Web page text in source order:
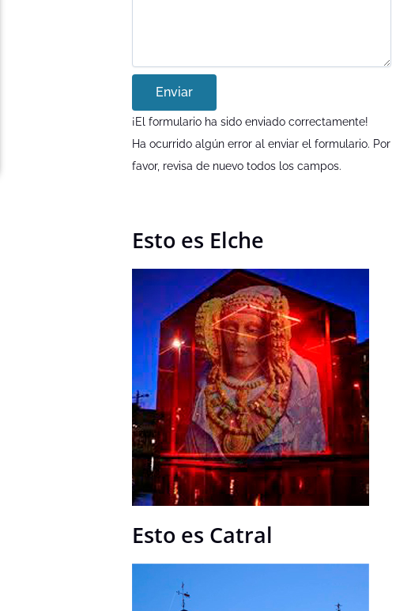
Enviar
¡El formulario ha sido enviado correctamente!
Ha ocurrido algún error al enviar el formulario. Por
favor, revisa de nuevo todos los campos.
Esto es Elche
Esto es Catral